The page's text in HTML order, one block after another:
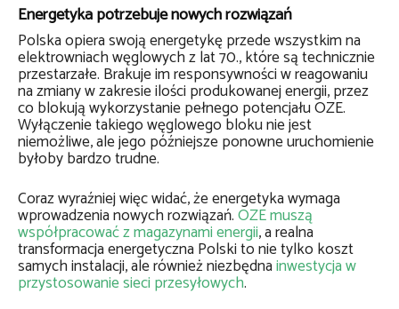
Energetyka potrzebuje nowych rozwiązań
Polska opiera swoją energetykę przede wszystkim na
elektrowniach węglowych z lat 70., które są technicznie
przestarzałe. Brakuje im responsywności w reagowaniu
na zmiany w zakresie ilości produkowanej energii, przez
co blokują wykorzystanie pełnego potencjału OZE.
Wyłączenie takiego węglowego bloku nie jest
niemożliwe, ale jego późniejsze ponowne uruchomienie
byłoby bardzo trudne.
Coraz wyraźniej więc widać, że energetyka wymaga
wprowadzenia nowych rozwiązań.OZE muszą
współpracować z magazynami energii, a realna
transformacja energetyczna Polski to nie tylko koszt
samych instalacji, ale również niezbędnainwestycja w
przystosowanie sieci przesyłowych.